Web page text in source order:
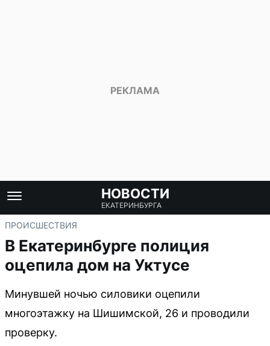
НОВОСТИ
ЕКАТЕРИНБУРГА
ПРОИСШЕСТВИЯ
В Екатеринбурге полиция
оцепила дом на Уктусе
Минувшей ночью силовики оцепили
многоэтажку на Шишимской, 26 и проводили
проверку.